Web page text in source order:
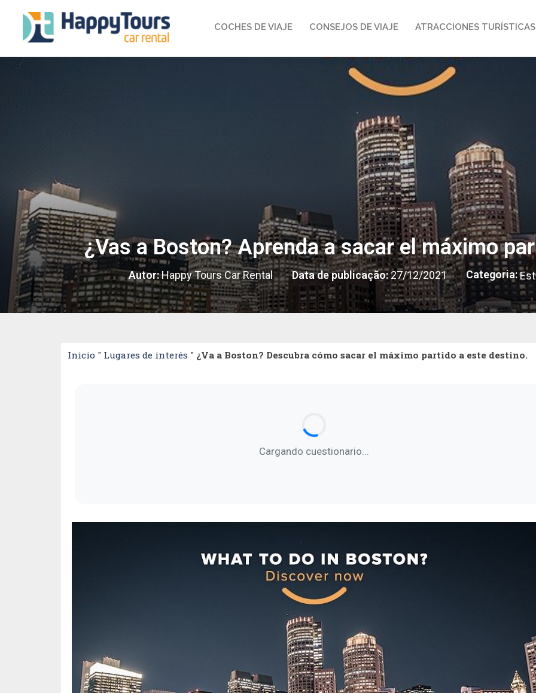
COCHES DE VIAJE CONSEJOS DE VIAJE ATRACCIONES TURÍSTICAS
¿Vas a Boston? Aprenda a sacar el máximo
Autor:Happy Tours Car Rental Data de publicação:27/12/2021 Categoria:
Inicio " Lugares de interés " ¿Va a Boston? Descubra cómo sacar el máximo partido a este destino.
Cargando cuestionario...